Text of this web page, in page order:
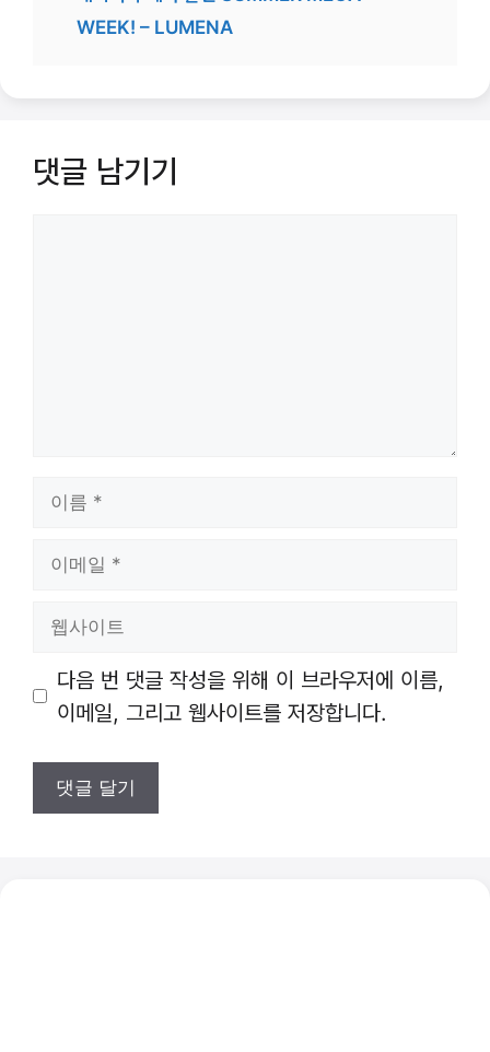
WEEK! – LUMENA
댓글 남기기
트
다음 번 댓글 작성을 위해 이 브라우저에 이름,
이메일, 그리고 웹사이트를 저장합니다.